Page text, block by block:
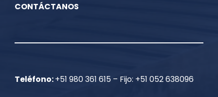
CONTÁCTANOS
Teléfono:+51 980 361 615 – Fijo: +51 052 638096